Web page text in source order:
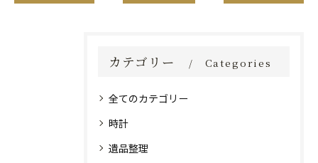
カテゴリー Categories
全てのカテゴリー
時計
遺品整理